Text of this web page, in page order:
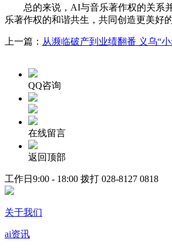
总的来说，AI与音乐著作权的关系并
乐著作权的和谐共生，共同创造更美好的
上一篇： 从濒临破产到业绩翻番 义乌“
QQ咨询
在线留言
返回顶部
工作日9:00 - 18:00 拨打 028-8127 0818
关于我们
ai资讯